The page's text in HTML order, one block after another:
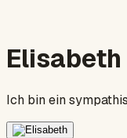
Elisabeth
Ich bin ein